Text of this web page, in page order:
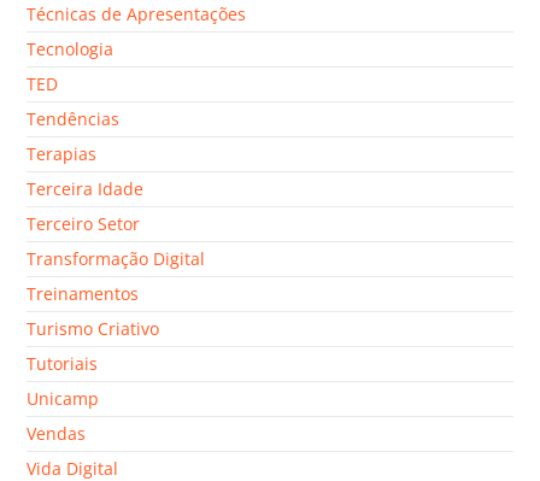
Técnicas de Apresentações
Tecnologia
TED
Tendências
Terapias
Terceira Idade
Terceiro Setor
Transformação Digital
Treinamentos
Turismo Criativo
Tutoriais
Unicamp
Vendas
Vida Digital